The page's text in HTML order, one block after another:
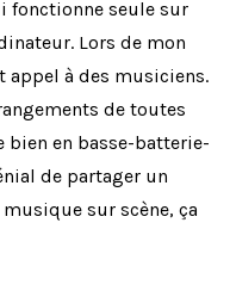
fonctionne seule sur
Lors de mon
appel à des musiciens.
de toutes
bien en basse-batterie-
de partager un
sur scène, ça